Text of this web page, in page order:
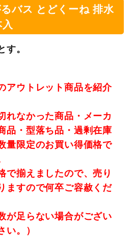
バス とどくーね 排水
。
アウトレット商品を紹介
れなかった商品・メーカ
品・型落ち品・過剰在庫
量限定のお買い得価格で
で揃えましたので、売り
ますので何卒ご容赦くだ
が足らない場合がござい
。）